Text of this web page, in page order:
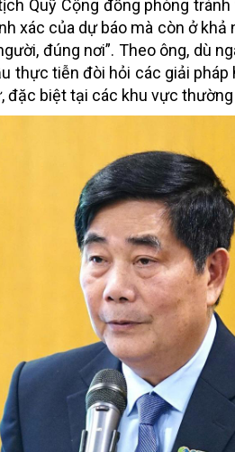
Quỹ Cộng đồng phòng
xác của dự báo mà còn ở
đúng nơi”. Theo ông, dù
thực tiễn đòi hỏi các giải
đặc biệt tại các khu vực